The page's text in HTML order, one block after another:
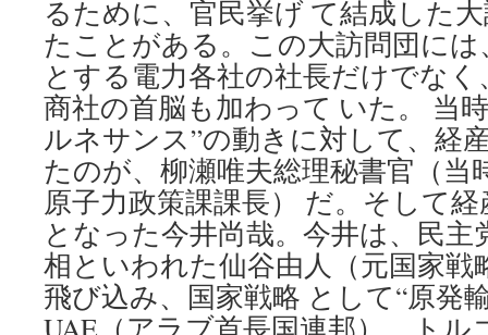
るために、官民挙げ て結成した
たことがある。この大訪問団に
とする電力各社の社長だけでな
商社の首脳も加わって いた。 当
ルネサンス”の動きに対して、経
たのが、柳瀬唯夫総理秘書官（当
原子力政策課課長） だ。そして
となった今井尚哉。今井は、民主
相といわれた仙谷由人（元国家戦
飛び込み、国家戦略 として“原発
UAE（アラブ首長国連邦）、ト